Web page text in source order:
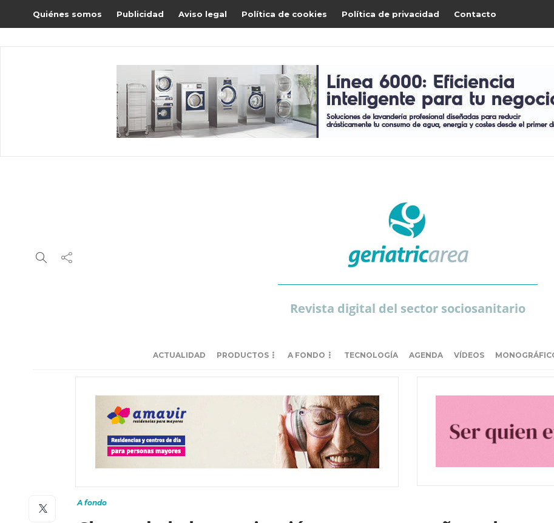
Quiénes somos Publicidad Aviso legal Política de cookies Política de privacidad Contacto
Revista digital del sector sociosanitario
ACTUALIDAD PRODUCTOS A FONDO TECNOLOGÍA AGENDA VÍDEOS
A fondo